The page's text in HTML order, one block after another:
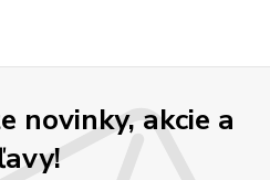
novinky, akcie a